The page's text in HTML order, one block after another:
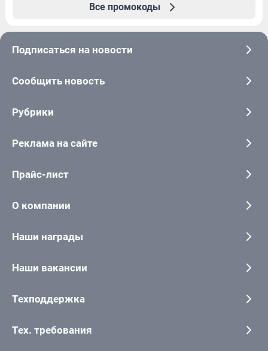
Все промокоды
Подписаться на новости
Сообщить новость
Рубрики
Реклама на сайте
Прайс-лист
О компании
Наши награды
Наши вакансии
Техподдержка
Тех. требования